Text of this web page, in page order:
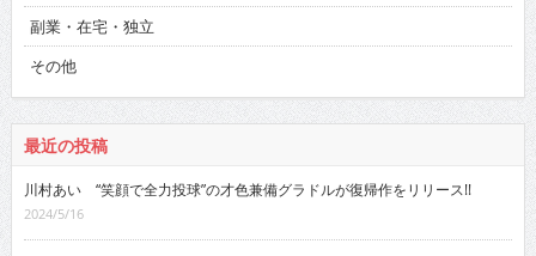
副業・在宅・独立
その他
最近の投稿
川村あい “笑顔で全力投球”の才色兼備グラドルが復帰作をリリース!!
2024/5/16